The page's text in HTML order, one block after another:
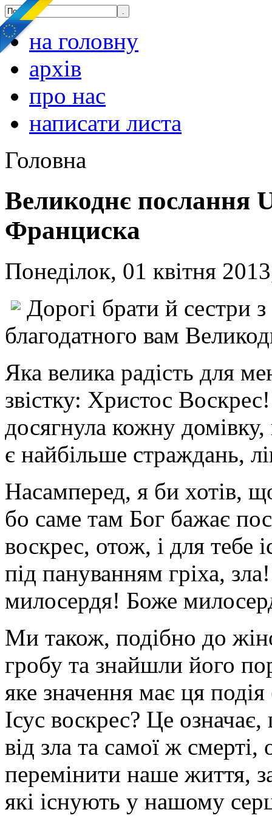
на головну
архів
про нас
написати листа
Головна
Великоднє послання
Франциска
Понеділок, 01 квітня
Дорогі брати й сестри
благодатного вам
Яка велика радість для
звістку: Христос
досягнула кожну
є найбільше страждань,
Насамперед, я би хотів,
бо саме там Бог бажає
воскрес, отож, і для тебе
під пануванням гріха,
милосердя! Боже
Ми також, подібно до
гробу та знайшли його
яке значення має ця
Ісус воскрес? Це
від зла та самої ж
перемінити наше життя,
які існують у нашому